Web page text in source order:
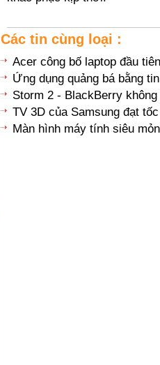
Các tin cùng loại :
Acer công bố laptop đầu
Ứng dụng quảng bá bằng
Storm 2 - BlackBerry
TV 3D của Samsung đạt
Màn hình máy tính siêu